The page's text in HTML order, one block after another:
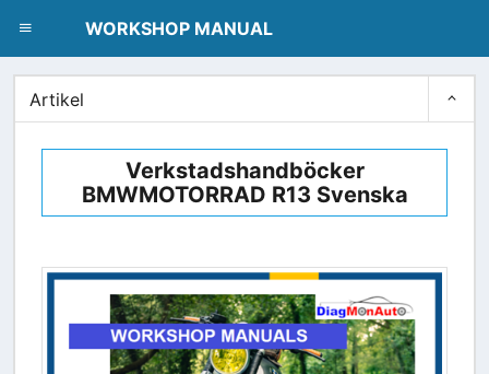
WORKSHOP MANUAL
Verkstadshandböcker
BMWMOTORRAD R13 Svenska
Artikel